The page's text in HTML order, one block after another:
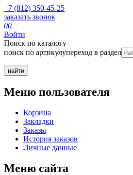
+7 (812) 350-45-25
заказать звонок
00
Войти
Поиск по каталогу
поиск по артикулупереход в раздел
Меню пользователя
Корзина
Закладки
Заказы
История заказов
Личные данные
Меню сайта